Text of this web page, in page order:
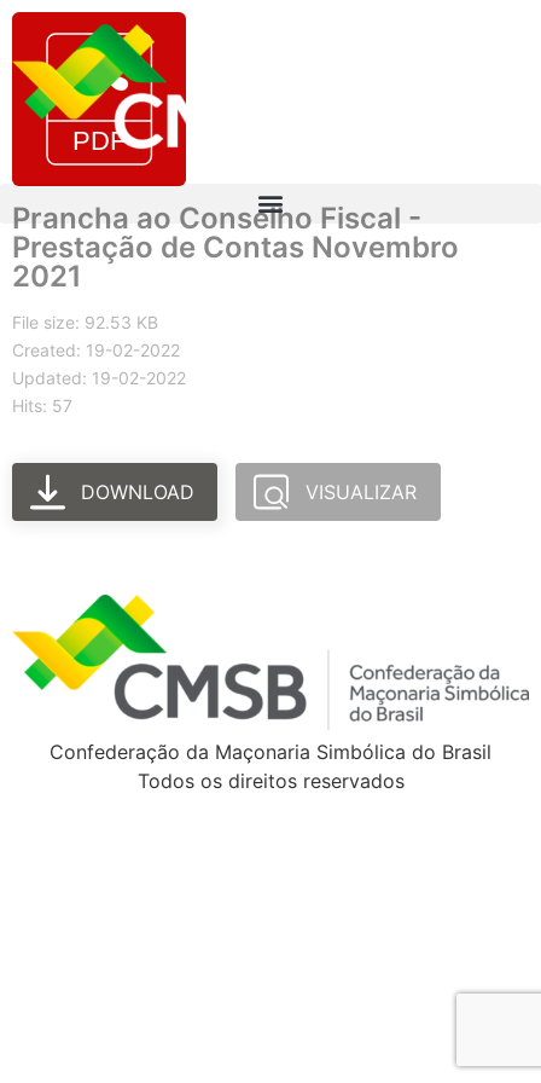
Prancha ao Conselho Fiscal -
Prestação de Contas Novembro
2021
File size: 92.53 KB
Created: 19-02-2022
Updated: 19-02-2022
Hits: 57
DOWNLOAD VISUALIZAR
Confederação da Maçonaria Simbólica do Brasil
Todos os direitos reservados